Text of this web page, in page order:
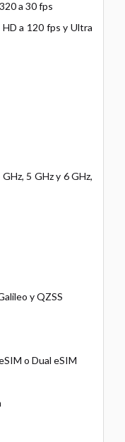
a 30 fps
HD a 120 fps y Ultra
5 GHz y 6 GHz,
y QZSS
o Dual eSIM